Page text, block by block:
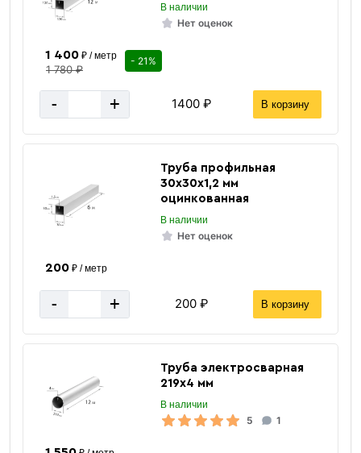
В наличии
Нет оценок
1 400₽ / метр
1 780 ₽
- 21%
- + 1400 ₽ В корзину
Труба профильная
30х30х1,2 мм
оцинкованная
В наличии
Нет оценок
200₽ / метр
- + 200 ₽ В корзину
Труба электросварная
219х4 мм
В наличии
5 1
Толщина стенки
Высота двутавра
Цвет Серый
за 1 метр
Вес 1 метра
Вес погонного метра, тн
Количество штук в 1 тонне ≈ 3 шт
Вес одной штуки (12 м) кг 367.2 кг